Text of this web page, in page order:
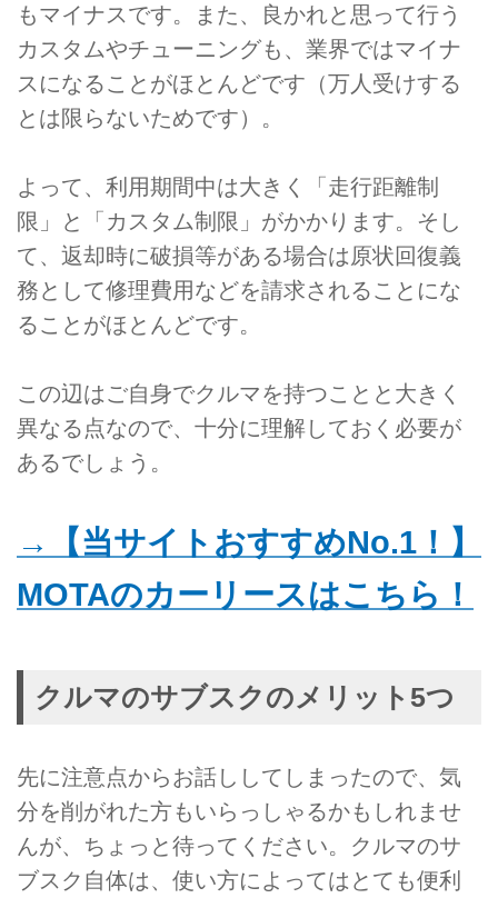
もマイナスです。また、良かれと思って行う
カスタムやチューニングも、業界ではマイナ
スになることがほとんどです（万人受けする
とは限らないためです）。
よって、利用期間中は大きく「走行距離制
限」と「カスタム制限」がかかります。そし
て、返却時に破損等がある場合は原状回復義
務として修理費用などを請求されることにな
ることがほとんどです。
この辺はご自身でクルマを持つことと大きく
異なる点なので、十分に理解しておく必要が
あるでしょう。
→【当サイトおすすめNo.1！】
MOTAのカーリースはこちら！
クルマのサブスクのメリット5つ
先に注意点からお話ししてしまったので、気
分を削がれた方もいらっしゃるかもしれませ
んが、ちょっと待ってください。クルマのサ
ブスク自体は、使い方によってはとても便利